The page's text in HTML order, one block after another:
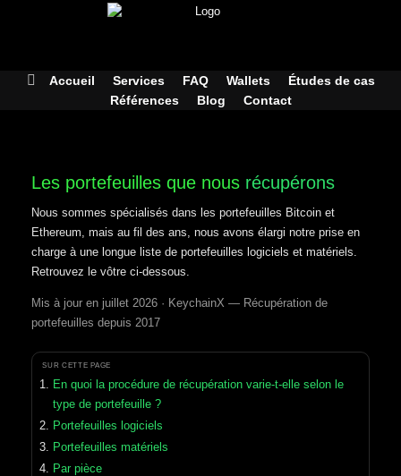
Accueil Services FAQ Wallets
Études de cas
Références
Blog Contact
Les portefeuilles que nous récupérons
Nous sommes spécialisés dans les portefeuilles Bitcoin et
Ethereum, mais au fil des ans, nous avons élargi notre prise en
charge à une longue liste de portefeuilles logiciels et matériels.
Retrouvez le vôtre ci-dessous.
Mis à jour en juillet 2026 · KeychainX — Récupération de
portefeuilles depuis 2017
SUR CETTE PAGE
En quoi la procédure de récupération varie-t-elle selon le
type de portefeuille ?
Portefeuilles logiciels
Portefeuilles matériels
Par pièce